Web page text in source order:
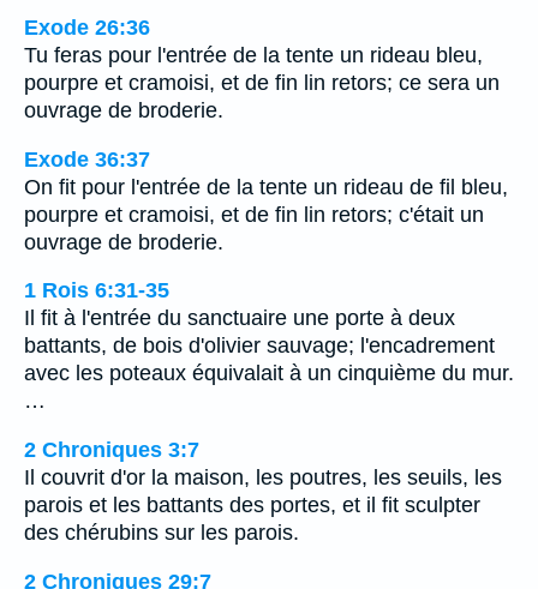
Exode 26:36
Tu feras pour l'entrée de la tente un rideau bleu,
pourpre et cramoisi, et de fin lin retors; ce sera un
ouvrage de broderie.
Exode 36:37
On fit pour l'entrée de la tente un rideau de fil bleu,
pourpre et cramoisi, et de fin lin retors; c'était un
ouvrage de broderie.
1 Rois 6:31-35
Il fit à l'entrée du sanctuaire une porte à deux
battants, de bois d'olivier sauvage; l'encadrement
avec les poteaux équivalait à un cinquième du mur.
…
2 Chroniques 3:7
Il couvrit d'or la maison, les poutres, les seuils, les
parois et les battants des portes, et il fit sculpter
des chérubins sur les parois.
2 Chroniques 29:7